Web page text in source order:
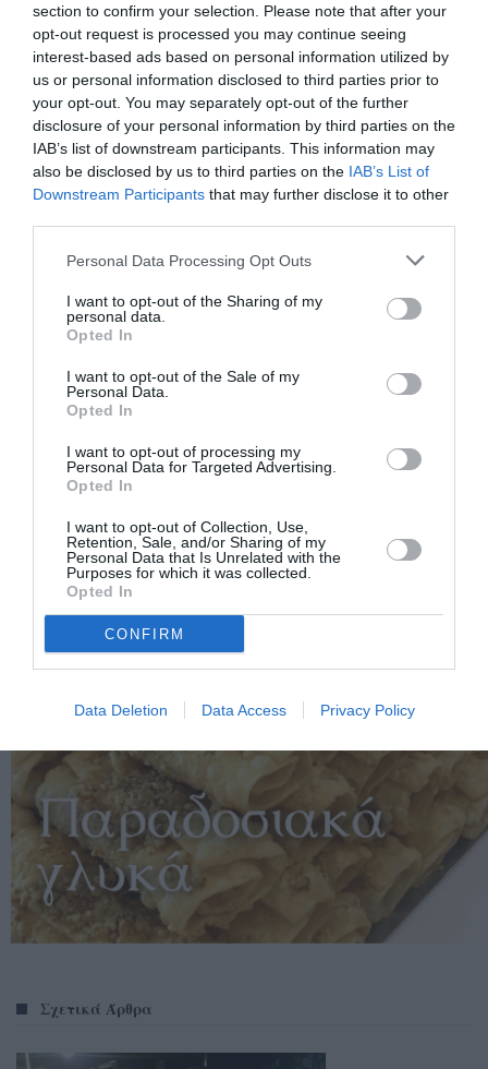
section to confirm your selection. Please note that after your
opt-out request is processed you may continue seeing
interest-based ads based on personal information utilized by
us or personal information disclosed to third parties prior to
your opt-out. You may separately opt-out of the further
disclosure of your personal information by third parties on the
IAB’s list of downstream participants. This information may
also be disclosed by us to third parties on the IAB’s List of
Downstream Participants that may further disclose it to other
Personal Data Processing Opt Outs
I want to opt-out of the Sharing of my
personal data.
Opted In
I want to opt-out of the Sale of my
Personal Data.
Opted In
I want to opt-out of processing my
Personal Data for Targeted Advertising.
Opted In
I want to opt-out of Collection, Use,
Retention, Sale, and/or Sharing of my
Personal Data that Is Unrelated with the
Purposes for which it was collected.
Opted In
CONFIRM
Data Deletion Data Access Privacy Policy
Σχετικά Άρθρα